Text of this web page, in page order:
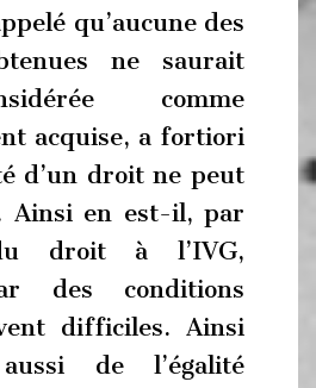
qu’aucune des
ne saurait
comme
acquise, a fortiori
d’un droit ne peut
Ainsi en est-il, par
droit à l’IVG,
des conditions
difficiles. Ainsi
de l’égalité